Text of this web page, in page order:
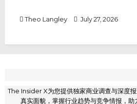
Theo Langley July 27, 2026
The Insider X为您提供独家商业调查与深度
真实面貌，掌握行业趋势与竞争情报，助